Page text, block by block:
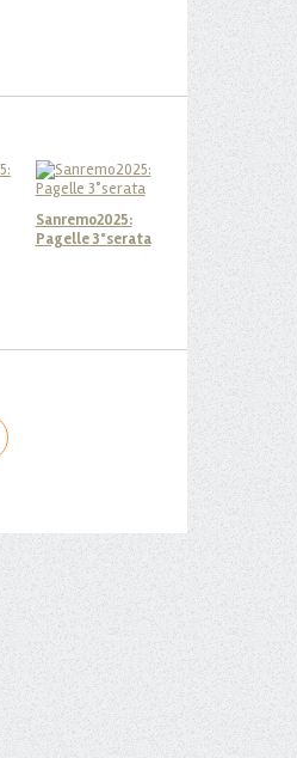
Sanremo2025:
Pagelle 3°serata